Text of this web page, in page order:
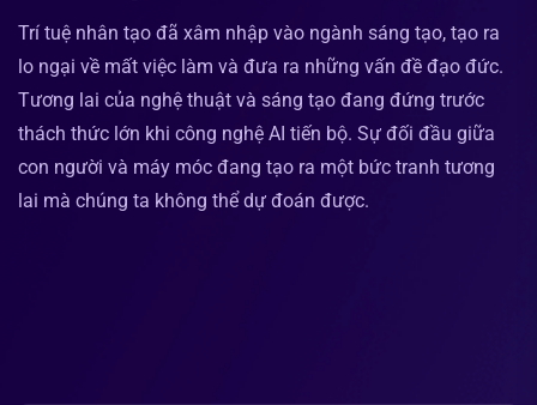
Trí tuệ nhân tạo đã xâm nhập vào ngành sáng tạo, tạo ra
lo ngại về mất việc làm và đưa ra những vấn đề đạo đức.
Tương lai của nghệ thuật và sáng tạo đang đứng trước
thách thức lớn khi công nghệ AI tiến bộ. Sự đối đầu giữa
con người và máy móc đang tạo ra một bức tranh tương
lai mà chúng ta không thể dự đoán được.